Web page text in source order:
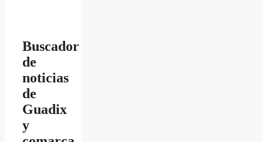
Buscador
de
noticias
de
Guadix
y